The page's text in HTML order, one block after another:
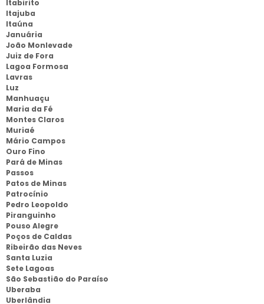
Itabirito
Itajuba
Itaúna
Januária
João Monlevade
Juiz de Fora
Lagoa Formosa
Lavras
Luz
Manhuaçu
Maria da Fé
Montes Claros
Muriaé
Mário Campos
Ouro Fino
Pará de Minas
Passos
Patos de Minas
Patrocínio
Pedro Leopoldo
Piranguinho
Pouso Alegre
Poços de Caldas
Ribeirão das Neves
Santa Luzia
Sete Lagoas
São Sebastião do Paraíso
Uberaba
Uberlândia